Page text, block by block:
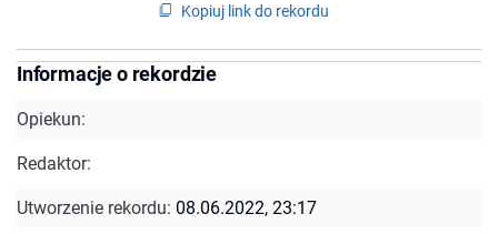
Kopiuj link do rekordu
Informacje o rekordzie
Opiekun:
Redaktor:
Utworzenie rekordu: 08.06.2022, 23:17